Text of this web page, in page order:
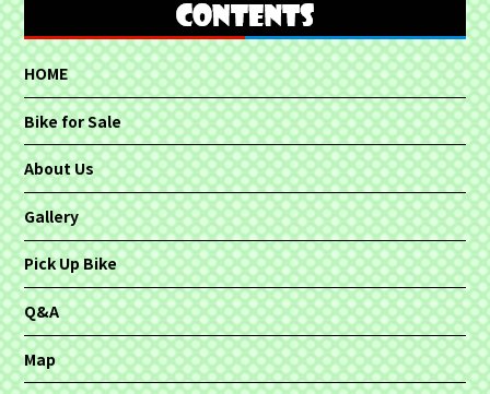
HOME
Bike for Sale
About Us
Gallery
Pick Up Bike
Q&A
Map